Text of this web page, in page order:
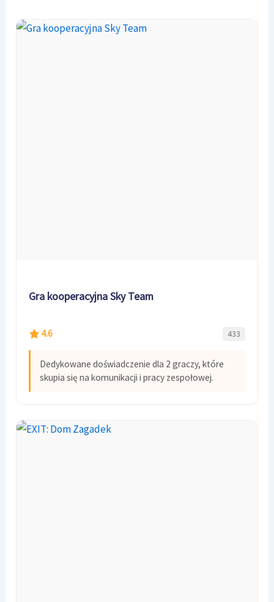
Gra kooperacyjna Sky Team
4.6 433
Dedykowane doświadczenie dla 2 graczy, które
skupia się na komunikacji i pracy zespołowej.